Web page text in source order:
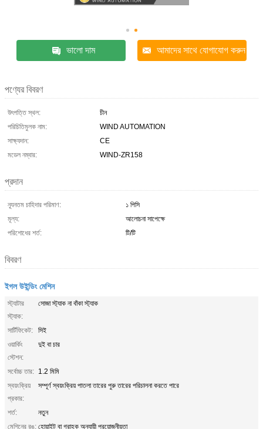
ভালো দাম আমাদের সাথে যোগাযোগ করুন
পণ্যের বিবরণ
উৎপত্তি স্থল:
চীন
পরিচিতিমুলক নাম:
WIND AUTOMATION
সাক্ষ্যদান:
CE
মডেল নম্বার:
WIND-ZR158
প্রদান
ন্যূনতম চাহিদার পরিমাণ:
১ পিসি
মূল্য:
আলোচনা সাপেক্ষে
পরিশোধের শর্ত:
টি/টি
বিবরণ
ইগল উইন্ডিং মেশিন
স্ট্যাটার
স্ট্যাক:
সোজা স্ট্যাক না বাঁকা স্ট্যাক
সার্টিফিকেট:
সিই
ওয়ার্কিং
স্টেশন:
দুই বা চার
সর্বোচ্চ তার: 1.2 মিমি
স্বয়ংক্রিয়
প্রকার:
সম্পূর্ণ স্বয়ংক্রিয় পাতলা তারের পুরু তারের পরিচালনা করতে পারে
শর্ত:
নতুন
মেশিনের রঙ: হোয়াইট বা গ্রাহক অনুযায়ী প্রয়োজনীয়তা